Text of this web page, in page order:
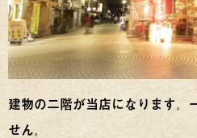
建物の二階が当店になります。
せん。